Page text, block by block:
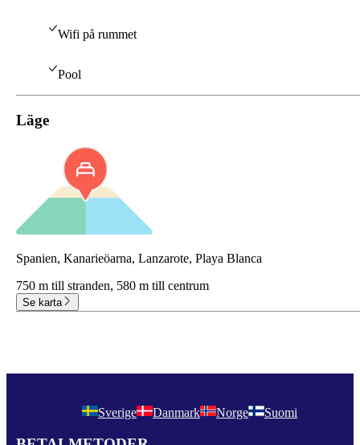
Wifi på rummet
Pool
Läge
Spanien, Kanarieöarna, Lanzarote, Playa Blanca
750 m till stranden, 580 m till centrum
Se karta
Sverige Danmark Norge Suomi